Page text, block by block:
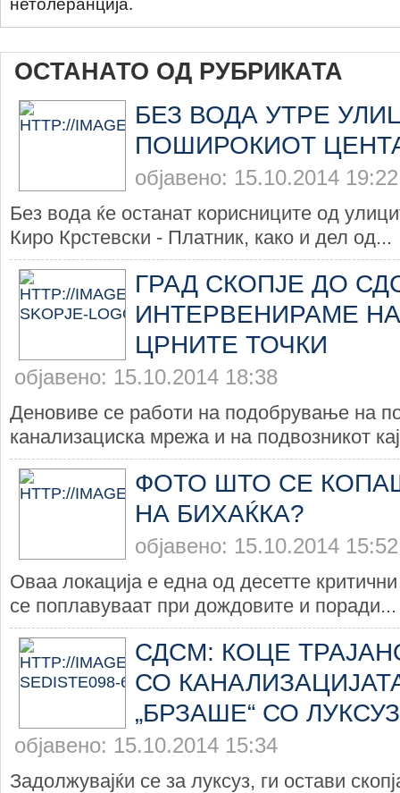
ОСТАНАТО ОД РУБРИКАТА
БЕЗ ВОДА УТРЕ
ПОШИРОКИОТ
објавено: 15.10.2014 19:22
Без вода ќе останат корисниците од
Киро Крстевски - Платник, како и дел од...
ГРАД СКОПЈЕ ДО
ИНТЕРВЕНИРАМЕ
ЦРНИТЕ ТОЧКИ
објавено: 15.10.2014 18:38
Деновиве се работи на подобрување на
канализациска мрежа и на подвозникот
ФОТО ШТО СЕ
НА БИХАЌКА?
објавено: 15.10.2014 15:52
Оваа локација е една од десетте
се поплавуваат при дождовите и поради...
СДСМ: КОЦЕ
СО
„БРЗАШЕ“ СО
објавено: 15.10.2014 15:34
Задолжувајќи се за луксуз, ги остави